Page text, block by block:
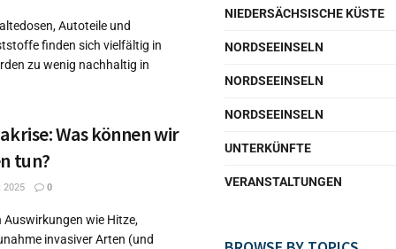
Autoteile und
finden sich vielfältig in
zu wenig nachhaltig in
Was können wir
tun?
2025 0
Auswirkungen wie Hitze,
invasiver Arten (und
NIEDERSÄCHSISCHE KÜSTE
NORDSEEINSELN
NORDSEEINSELN
NORDSEEINSELN
UNTERKÜNFTE
VERANSTALTUNGEN